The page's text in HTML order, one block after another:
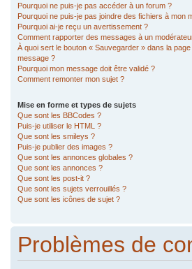
Pourquoi ne puis-je pas accéder à un forum ?
Pourquoi ne puis-je pas joindre des fichiers à mon
Pourquoi ai-je reçu un avertissement ?
Comment rapporter des messages à un
À quoi sert le bouton « Sauvegarder » dans la
message ?
Pourquoi mon message doit être validé ?
Comment remonter mon sujet ?
Mise en forme et types de sujets
Que sont les BBCodes ?
Puis-je utiliser le HTML ?
Que sont les smileys ?
Puis-je publier des images ?
Que sont les annonces globales ?
Que sont les annonces ?
Que sont les post-it ?
Que sont les sujets verrouillés ?
Que sont les icônes de sujet ?
Problèmes de